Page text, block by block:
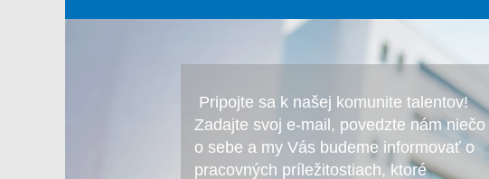
Pripojte sa k našej komunite talentov!
Zadajte svoj e-mail, povedzte nám niečo
o sebe a my Vás budeme informovať o
pracovných príležitostiach, ktoré